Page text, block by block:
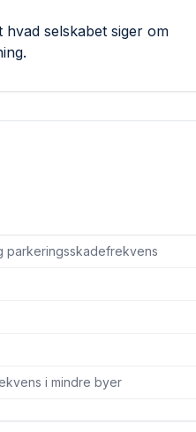
selskabet siger om
parkerings­skadefrekvens
i mindre byer